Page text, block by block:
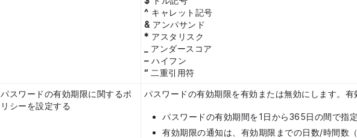
^ キャレット記号
& アンパサンド
* アスタリスク
アンダースコア
–ハイフン
“二重引用符
パスワードの有効期限に関するポ
リシーを設定する
パスワードの有効期限を有効または無効にします。有
パスワードの有効期間を1日から365日の間で指定
有効期限の通知は、有効期限までの日数/時間数